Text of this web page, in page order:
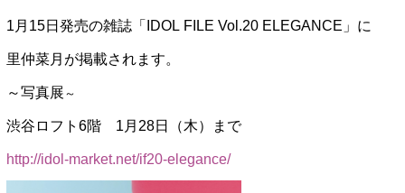
1月15日発売の雑誌「IDOL FILE Vol.20 ELEGANCE」に
里仲菜月が掲載されます。
～写真展 ～
渋谷ロフト6階 1月28日（木）まで
http://idol-market.net/if20-elegance/